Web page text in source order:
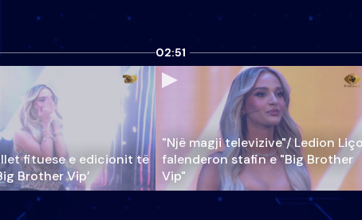
fituese e edicionit të
Brother Vip’
02:51
"Një magji televizive"/ Ledion Liço
falenderon stafin e "Big Brother
Vip"